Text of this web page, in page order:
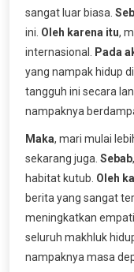
sangat luar biasa.
ini. Oleh karena itu,
internasional.
Pada
yang nampak hidup
tangguh ini secara
nampaknya
Maka, mari mulai
sekarang juga. Sebab
habitat kutub. Oleh
berita yang sangat
meningkatkan
seluruh makhluk
nampaknya masa